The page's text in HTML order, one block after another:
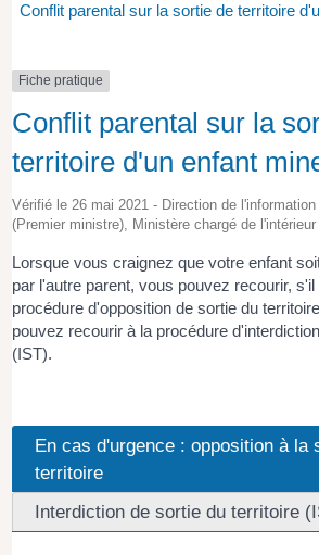
Conflit parental sur la sortie de territoire
Fiche pratique
Conflit parental sur la
territoire d'un enfant
Vérifié le 26 mai 2021 - Direction de
(Premier ministre), Ministère chargé de l'intérieur
Lorsque vous craignez que votre enfant
par l'autre parent, vous pouvez recourir, s'il
procédure d'opposition de sortie du
pouvez recourir à la procédure
(IST).
En cas d'urgence : opposition à la
territoire
Interdiction de sortie du territoire